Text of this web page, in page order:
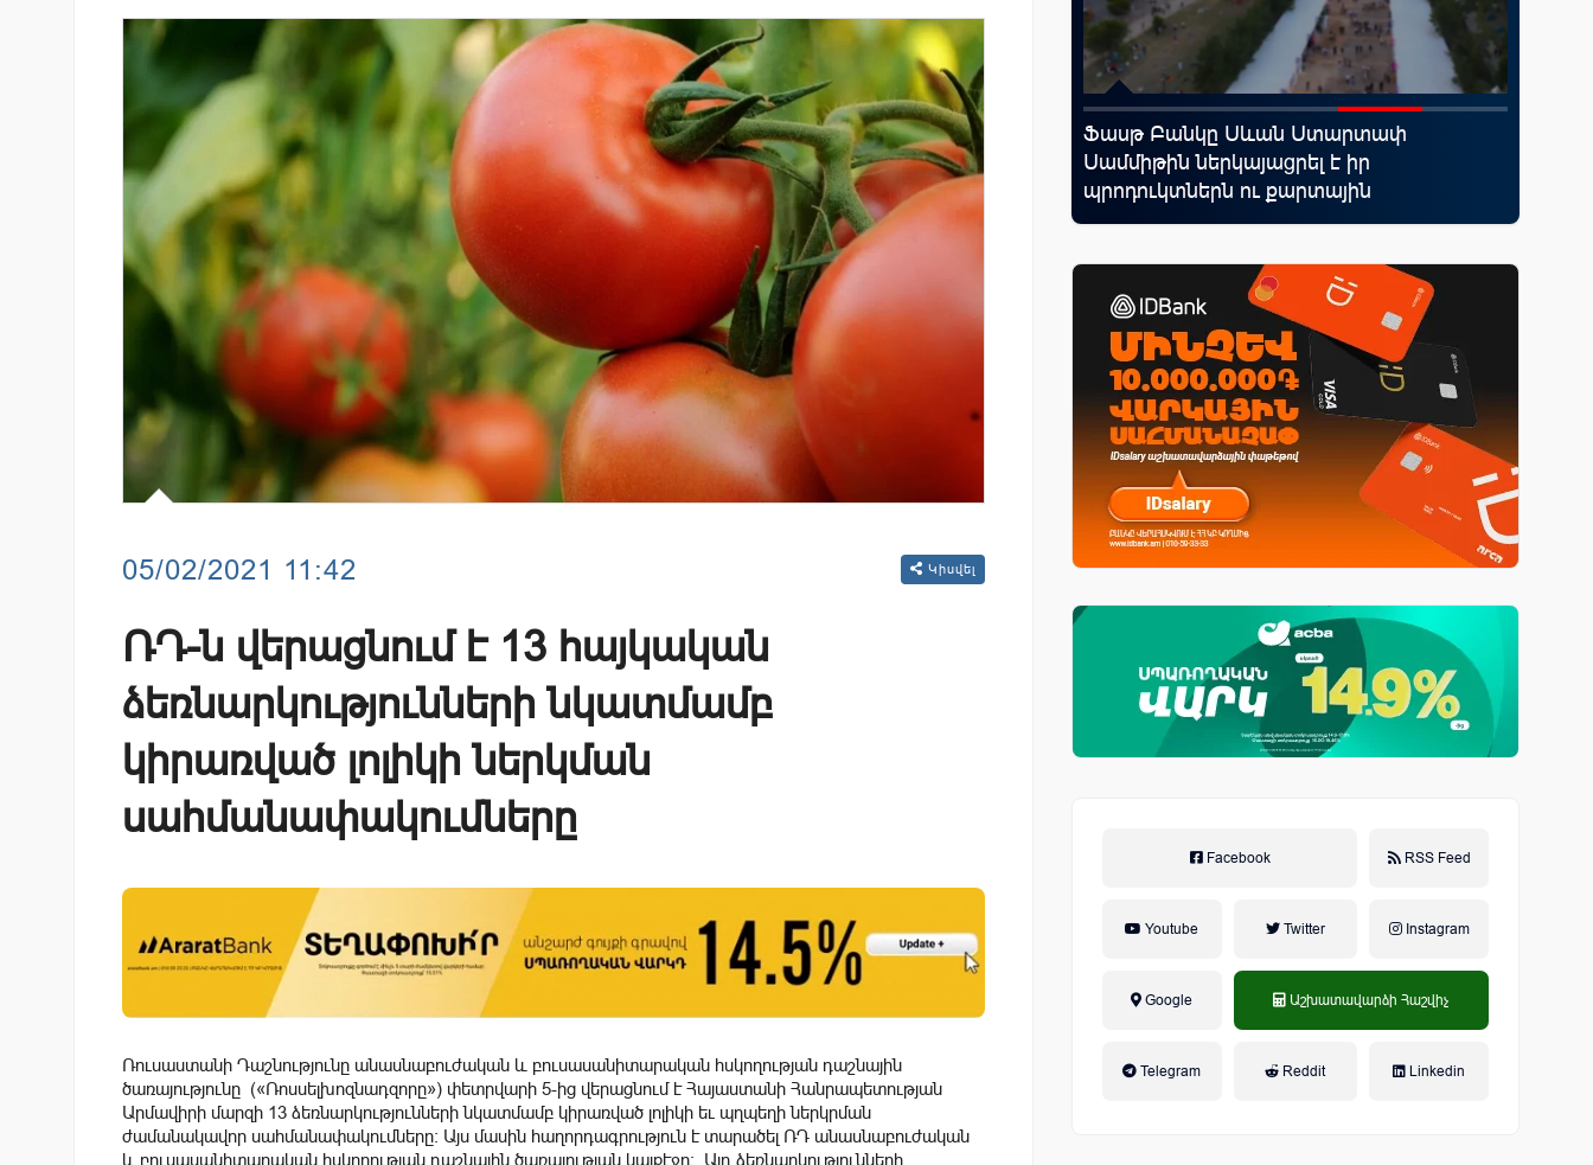
05/02/2021 11:42 Կիսվել
ՌԴ-ն վերացնում է 13 հայկական
ձեռնարկությունների նկատմամբ
կիրառված լոլիկի ներկման
սահմանափակումները
Ռուսաստանի Դաշնությունը անասնաբուժական և բուսասանիտարական հսկողության դաշնային
ծառայությունը («Ռոսսելխոզնադզորը») փետրվարի 5-ից վերացնում է Հայաստանի Հանրապետության
Արմավիրի մարզի 13 ձեռնարկությունների նկատմամբ կիրառված լոլիկի եւ պղպեղի ներկրման
ժամանակավոր սահմանափակումները: Այս մասին հաղորդագրություն է տարածել ՌԴ անասնաբուժական
և բուսասանիտարական հսկողության դաշնային ծառայության կայքէջը: Այդ ձեռնարկությունների
Ucom-ի աջակցությամբ ներկայացվեց
«Մտապահիր կենդանիներին» կրթական
խաղը
Կոնվերս Բանկը և Visa-ն ընդլայնում են
ռազմավարական համագործակցությունը՝
նոր հաճախորդակենտրոն լուծումների
զարգացման նպատակով
Ֆասթ Բանկը Սևան Ստարտափ
Սամմիթին ներկայացրել է իր
պրոդուկտներն ու քարտային
առաջարկները
Facebook RSS Feed
Youtube Twitter Instagram
Google Աշխատավարձի Հաշվիչ
Telegram Reddit Linkedin